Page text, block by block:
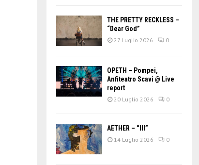
THE PRETTY RECKLESS –
“Dear God”
27 Luglio 2026 0
OPETH – Pompei,
Anfiteatro Scavi @ Live
report
20 Luglio 2026 0
AETHER – “III”
14 Luglio 2026 0